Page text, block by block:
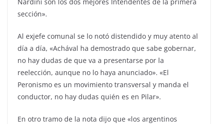
sección».
Al exjefe comunal se lo notó distendido y muy atento al
día a día, «Achával ha demostrado que sabe gobernar,
no hay dudas de que va a presentarse por la
reelección, aunque no lo haya anunciado». «El
Peronismo es un movimiento transversal y manda el
conductor, no hay dudas quién es en Pilar».
En otro tramo de la nota dijo que «los argentinos